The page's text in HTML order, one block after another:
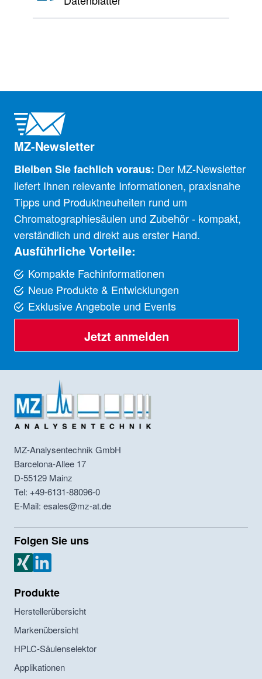
MZ-Newsletter
Bleiben Sie fachlich voraus: Der MZ-Newsletter
liefert Ihnen relevante Informationen, praxisnahe
Tipps und Produktneuheiten rund um
Chromatographiesäulen und Zubehör - kompakt,
verständlich und direkt aus erster Hand.
Ausführliche Vorteile:
Kompakte Fachinformationen
Neue Produkte & Entwicklungen
Exklusive Angebote und Events
Jetzt anmelden
MZ-Analysentechnik GmbH
Barcelona-Allee 17
D-55129 Mainz
Tel: +49-6131-88096-0
E-Mail: esales@mz-at.de
Folgen Sie uns
MZ Analysentechnik Xing
MZ Analysentechnik LinkedIn
Produkte
Herstellerübersicht
Markenübersicht
HPLC-Säulenselektor
Applikationen